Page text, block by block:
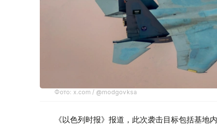
Фото: x.com / @modgovksa
《以色列时报》报道，此次袭击目标包括基地